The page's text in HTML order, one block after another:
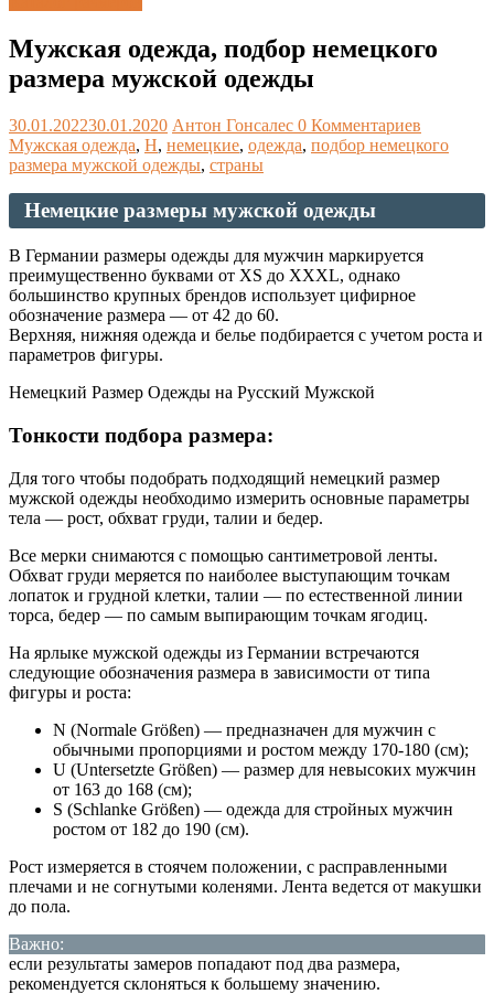
Мужская одежда, подбор немецкого
размера мужской одежды
30.01.202230.01.2020 Антон Гонсалес 0 Комментариев
Мужская одежда, Н, немецкие, одежда, подбор немецкого
размера мужской одежды, страны
Немецкие размеры мужской одежды
В Германии размеры одежды для мужчин маркируется
преимущественно буквами от XS до XXXL, однако
большинство крупных брендов использует цифирное
обозначение размера — от 42 до 60.
Верхняя, нижняя одежда и белье подбирается с учетом роста и
параметров фигуры.
Немецкий Размер Одежды на Русский Мужской
Тонкости подбора размера:
Для того чтобы подобрать подходящий немецкий размер
мужской одежды необходимо измерить основные параметры
тела — рост, обхват груди, талии и бедер.
Все мерки снимаются с помощью сантиметровой ленты.
Обхват груди меряется по наиболее выступающим точкам
лопаток и грудной клетки, талии — по естественной линии
торса, бедер — по самым выпирающим точкам ягодиц.
На ярлыке мужской одежды из Германии встречаются
следующие обозначения размера в зависимости от типа
фигуры и роста:
N (Normale Größen) — предназначен для мужчин с
обычными пропорциями и ростом между 170-180 (см);
U (Untersetzte Größen) — размер для невысоких мужчин
от 163 до 168 (см);
S (Schlanke Größen) — одежда для стройных мужчин
ростом от 182 до 190 (см).
Рост измеряется в стоячем положении, с расправленными
плечами и не согнутыми коленями. Лента ведется от макушки
до пола.
Важно:
если результаты замеров попадают под два размера,
рекомендуется склоняться к большему значению.